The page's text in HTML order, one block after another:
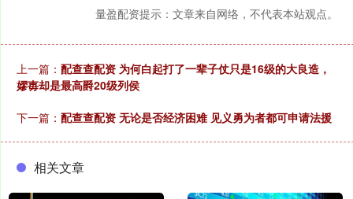
量盈配资提示：文章来自网络，不代表本站观点。
上一篇： 配查查配资 为何白起打了一辈子仗只是16级的大良造，
嫪毐却是最高爵20级列侯
下一篇： 配查查配资 无论是否经济困难 见义勇为者都可申请法援
相关文章